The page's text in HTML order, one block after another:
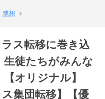
感想
ラス転移に巻き込
生徒たちがみんな
オリジナル】
ス集団転移】【優